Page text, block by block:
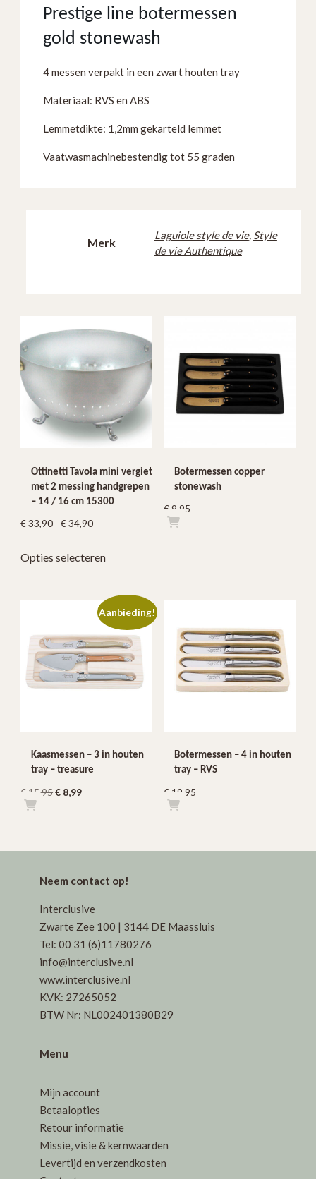
Prestige line botermessen
gold stonewash
4 messen verpakt in een zwart houten tray
Materiaal: RVS en ABS
Lemmetdikte: 1,2mm gekarteld lemmet
Vaatwasmachinebestendig tot 55 graden
Merk
Laguiole style de vie, Style
de vie Authentique
Ottinetti Tavola mini vergiet
met 2 messing handgrepen
– 14 / 16 cm 15300
€33,90 - €34,90Prijsklasse:
tot
Opties selecterenproduct
meerdere
variaties.
Deze
optie
kan
gekozen
productpagina
Botermessen copper
stonewash
€9,95
Aanbieding!
Kaasmessen – 3 in houten
tray – treasure
€ 15,95Oorspronkelijke
€ 8,99Huidige
Botermessen – 4 in houten
tray – RVS
€19,95
Neem contact op!
Interclusive
Zwarte Zee 100 | 3144 DE Maassluis
Tel: 00 31 (6)11780276
info@interclusive.nl
www.interclusive.nl
KVK: 27265052
BTW Nr: NL002401380B29
Menu
Mijn account
Betaalopties
Retour informatie
Missie, visie & kernwaarden
Levertijd en verzendkosten